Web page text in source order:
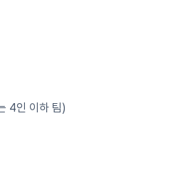
4인 이하 팀)